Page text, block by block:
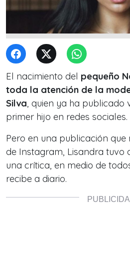
El nacimiento del pequeño
toda la atención de la
Silva, quien ya ha publicado
primer hijo en redes sociales.
Pero en una publicación que
de Instagram, Lisandra tuvo
una crítica, en medio de
recibe a diario.